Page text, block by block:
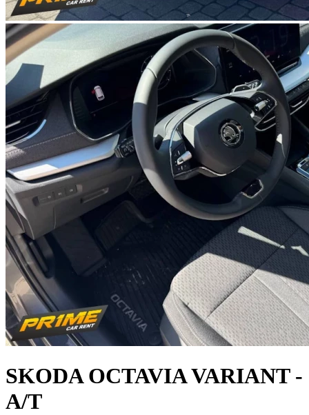
SKODA OCTAVIA VARIANT -
A/T